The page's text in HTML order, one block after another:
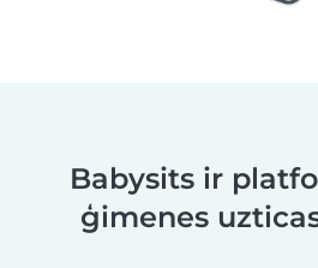
Babysits ir
ģimenes